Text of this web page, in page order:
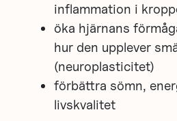
inflammation i
öka hjärnans
hur den upplever
(neuroplasticitet)
förbättra sömn,
livskvalitet